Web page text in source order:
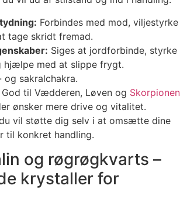
Forbindes med mod, viljestyrke
tage skridt fremad.
Siges at jordforbinde, styrke
hjælpe med at slippe frygt.
og sakralchakra.
God til Vædderen, Løven og Skorpionen
ønsker mere drive og vitalitet.
vil støtte dig selv i at omsætte dine
til konkret handling.
og røgrøgkvarts –
krystaller for